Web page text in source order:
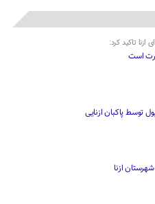
تاکید کرد:
است
توسط پاکبان ازنایی
ازنا